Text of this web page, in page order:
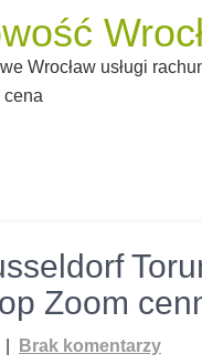
Wrocław usługi
cena
Zoom
Brak komentarzy